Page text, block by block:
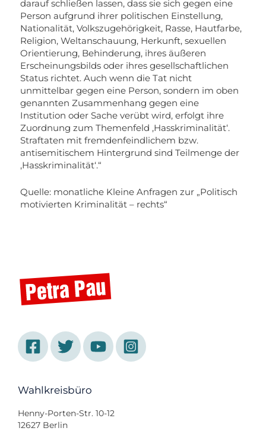
darauf schließen lassen, dass sie sich gegen eine
Person aufgrund ihrer politischen Einstellung,
Nationalität, Volkszugehörigkeit, Rasse, Hautfarbe,
Religion, Weltanschauung, Herkunft, sexuellen
Orientierung, Behinderung, ihres äußeren
Erscheinungsbilds oder ihres gesellschaftlichen
Status richtet. Auch wenn die Tat nicht
unmittelbar gegen eine Person, sondern im oben
genannten Zusammenhang gegen eine
Institution oder Sache verübt wird, erfolgt ihre
Zuordnung zum Themenfeld ‚Hasskriminalität‘.
Straftaten mit fremdenfeindlichem bzw.
antisemitischem Hintergrund sind Teilmenge der
‚Hasskriminalität‘.“
Quelle: monatliche Kleine Anfragen zur „Politisch
motivierten Kriminalität – rechts“
Wahlkreisbüro
Henny-Porten-Str. 10-12
12627 Berlin